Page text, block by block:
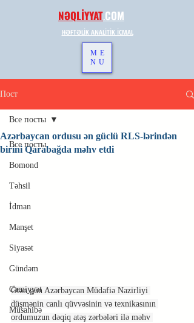
NƏQLİYYAT.COM
HƏFTƏLİK ANALİTİK İCMAL
ME
NU
Пост
Все посты
Bomond
Təhsil
İdman
Manşet
Siyasət
Gündəm
Cəmiyyət
Müsahibə
Все посты
Azərbaycan ordusu ən güclü RLS-lərindən
birini Qarabağda məhv etdi
Ötən gün Azərbaycan Müdafiə Nazirliyi
düşmənin canlı qüvvəsinin və texnikasının
ordumuzun dəqiq atəş zərbələri ilə məhv